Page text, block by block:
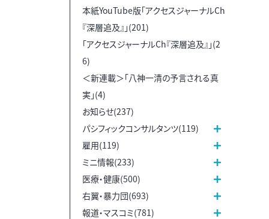
本紙YouTube版「アクセスジャーナルCh
『深層追及』」(201)
「アクセスジャーナルCh『深層追及』」(2
6)
＜新連載＞「八神一清の予言される真
実」(4)
お知らせ(237)
パシフィックコンサルタンツ(119)
雇用(119)
ミニ情報(233)
医療・健康(500)
右翼・暴力団(693)
報道・マスコミ(781)